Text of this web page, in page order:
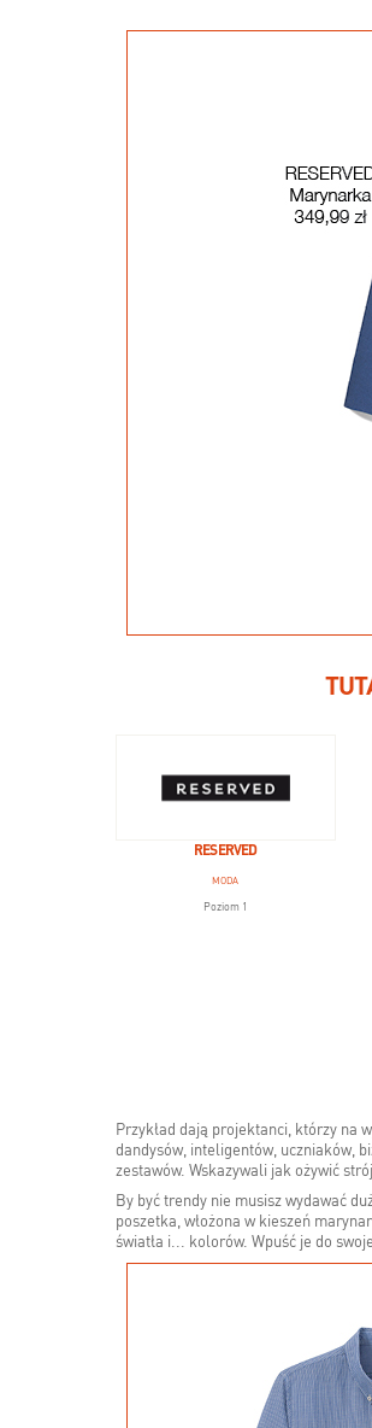
RESERVED
MODA
Poziom 1
Przykład dają projektanci, którzy na
dandysów, inteligentów, uczniaków,
zestawów. Wskazywali jak ożywić
By być trendy nie musisz wydawać
poszetka, włożona w kieszeń
światła i... kolorów. Wpuść je do